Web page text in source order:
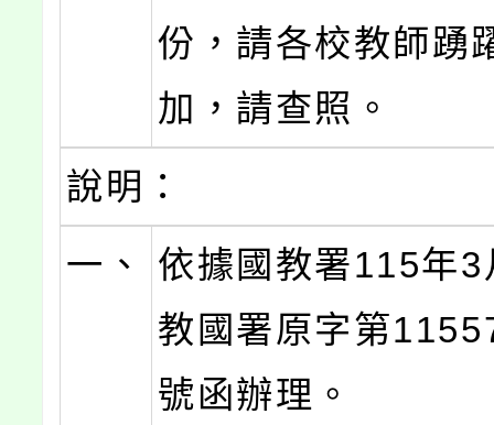
份，請各校教師踴
加，請查照。
說明：
一、
依據國教署115年
教國署原字第
號函辦理。